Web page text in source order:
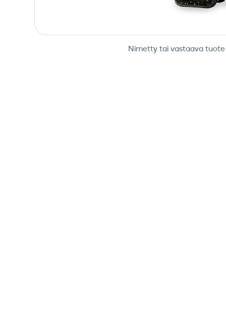
Nimetty tai vastaava tuote